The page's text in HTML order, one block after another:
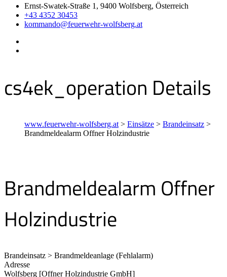
Ernst-Swatek-Straße 1, 9400 Wolfsberg, Österreich
+43 4352 30453
kommando@feuerwehr-wolfsberg.at
cs4ek_operation Details
www.feuerwehr-wolfsberg.at > Einsätze > Brandeinsatz >
Brandmeldealarm Offner Holzindustrie
Brandmeldealarm Offner
Holzindustrie
Brandeinsatz > Brandmeldeanlage (Fehlalarm)
Adresse
Wolfsberg [Offner Holzindustrie GmbH]